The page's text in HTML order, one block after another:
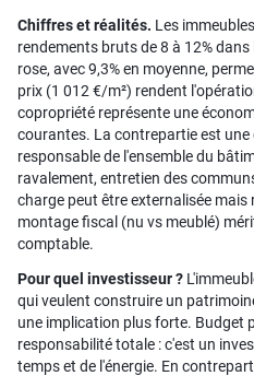
Chiffres et réalités. Les
rendements bruts de 8 à 12%
rose, avec 9,3% en moyenne,
prix (1 012 €/m²) rendent
copropriété représente une
courantes. La contrepartie est
responsable de l'ensemble du
ravalement, entretien des
charge peut être externalisée
montage fiscal (nu vs meublé)
comptable.
Pour quel investisseur ?
qui veulent construire un
une implication plus forte. Budget
responsabilité totale : c'est un
temps et de l'énergie. En